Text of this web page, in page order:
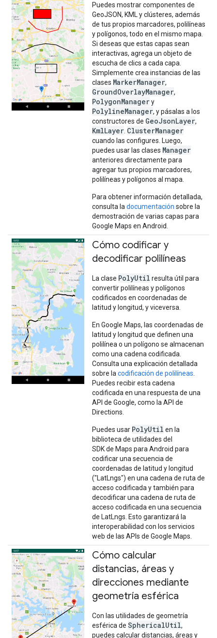
Puedes mostrar componentes de
GeoJSON, KML y clústeres, además
de tus propios marcadores, polilíneas
y polígonos, todo en el mismo mapa.
Si deseas que estas capas sean
interactivas, agrega un objeto de
escucha de clics a cada capa.
Simplemente crea instancias de las
clases MarkerManager,
GroundOverlayManager,
PolygonManagery
PolylineManager, y pásalas a los
constructores de GeoJsonLayer,
KmlLayer ClusterManager
cuando las configures. Luego,
puedes usar las clases Manager
anteriores directamente para
agregar tus propios marcadores,
polilíneas y polígonos al mapa.
Para obtener información detallada,
consulta la documentación sobre la
demostración de varias capas para
Google Maps en Android.
Cómo codificar y
decodificar polilíneas
La clase PolyUtil resulta útil para
convertir polilíneas y polígonos
codificados en coordenadas de
latitud y longitud, y viceversa.
En Google Maps, las coordenadas de
latitud y longitud que definen una
polilínea o un polígono se almacenan
como una cadena codificada.
Consulta una explicación detallada
sobre la codificación de polilíneas
Puedes recibir esta cadena
codificada en una respuesta de una
API de Google, como la API de
Directions.
Puedes usar PolyUtil en la
biblioteca de utilidades del
SDK de Maps para Android para
codificar una secuencia de
coordenadas de latitud y longitud
("LatLngs") en una cadena de ruta de
acceso codificada y también para
decodificar una cadena de ruta de
acceso codificada en una secuencia
de LatLngs. Esto garantizará la
interoperabilidad con los servicios
web de las APIs de Google Maps.
Cómo calcular
distancias, áreas y
direcciones mediante
geometría esférica
Con las utilidades de geometría
esférica de SphericalUtil,
puedes calcular distancias, áreas y